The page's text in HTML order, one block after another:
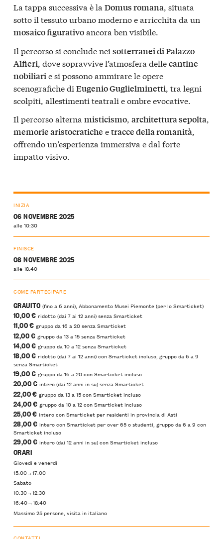
La tappa successiva è la Domus romana, situata
sotto il tessuto urbano moderno e arricchita da un
mosaico figurativoancora ben visibile.
Il percorso si conclude nei sotterranei di Palazzo
Alfieri , dove sopravvive l’atmosfera dellecantine
nobiliari e si possono ammirare le opere
scenografiche di Eugenio Guglielminetti , tra legni
scolpiti, allestimenti teatrali e ombre evocative.
Il percorso alterna misticismo, architettura sepolta,
memorie aristocratiche etracce della romanità,
offrendo un’esperienza immersiva e dal forte
impatto visivo.
INIZIA
06 NOVEMBRE 2025
alle 10:30
FINISCE
08 NOVEMBRE 2025
alle 18:40
COME PARTECIPARE
GRAUITO (fino a 6 anni), Abbonamento Musei Piemonte (per lo Smarticket)
10,00 € ridotto (dai 7 ai 12 anni) senza Smarticket
11,00 € gruppo da 16 a 20 senza Smarticket
12,00 € gruppo da 13 a 15 senza Smarticket
14,00 € gruppo da 10 a 12 senza Smarticket
18,00 € ridotto (dai 7 ai 12 anni) con Smarticket incluso, gruppo da 6 a 9
senza Smarticket
19,00 € gruppo da 16 a 20 con Smarticket incluso
20,00 € intero (dai 12 anni in su) senza Smarticket
22,00 € gruppo da 13 a 15 con Smarticket incluso
24,00 € gruppo da 10 a 12 con Smarticket incluso
25,00 € intero con Smarticket per residenti in provincia di Asti
28,00 € intero con Smarticket per over 65 o studenti, gruppo da 6 a 9 con
Smarticket incluso
29,00 € intero (dai 12 anni in su) con Smarticket incluso
ORARI
Giovedì e venerdì
15:00→17:00
Sabato
10:30→12:30
16:40→18:40
Massimo 25 persone, visita in italiano